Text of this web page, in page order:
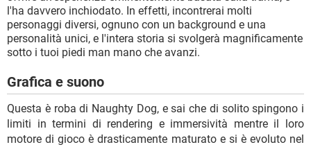
l'ha davvero inchiodato. In effetti, incontrerai molti
personaggi diversi, ognuno con un background e una
personalità unici, e l'intera storia si svolgerà magnificamente
sotto i tuoi piedi man mano che avanzi.
Grafica e suono
Questa è roba di Naughty Dog, e sai che di solito spingono i
limiti in termini di rendering e immersività mentre il loro
motore di gioco è drasticamente maturato e si è evoluto nel